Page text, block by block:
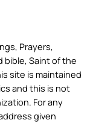
Prayers,
bible, Saint of the
site is maintained
and this is not
For any
given